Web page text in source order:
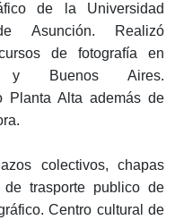
de la Universidad
Asunción. Realizó
de fotografía en
y Buenos Aires.
Planta Alta además de
colectivos, chapas
de trasporte publico de
Centro cultural de